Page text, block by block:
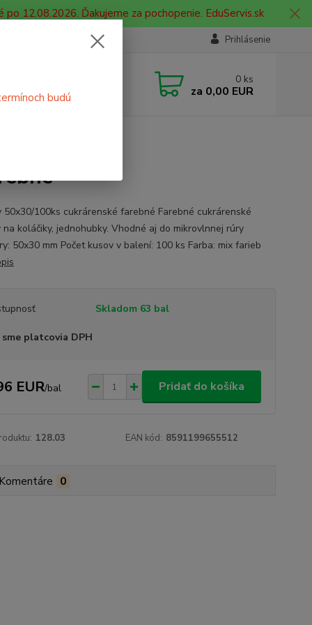
12.08.2026. Ďakujeme za pochopenie. EduServis.sk
Prihlásenie
od 9:00 hod. - 16:00 hod.
0 ks
za 0,00 EUR
50x30/100ks cukrárenské farebné Farebné cukrárenské
na koláčiky, jednohubky. Vhodné aj do mikrovlnnej rúry
50x30 mm Počet kusov v balení: 100 ks Farba: mix farieb
Skladom 63 bal
sme platcovia DPH
EUR/bal Pridať do košíka
128.03 EAN kód: 8591199655512
0
budú